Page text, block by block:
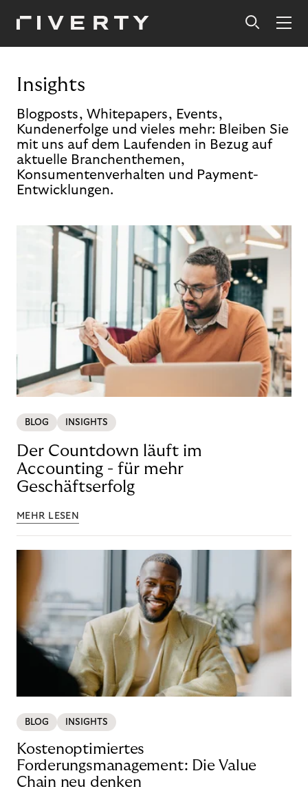
Insights
Blogposts, Whitepapers, Events,
Kundenerfolge und vieles mehr: Bleiben Sie
mit uns auf dem Laufenden in Bezug auf
aktuelle Branchenthemen,
Konsumentenverhalten und Payment-
Entwicklungen.
BLOG INSIGHTS
Der Countdown läuft im
Accounting - für mehr
Geschäftserfolg
MEHR LESEN
BLOG INSIGHTS
Kostenoptimiertes
Forderungsmanagement: Die Value
Chain neu denken